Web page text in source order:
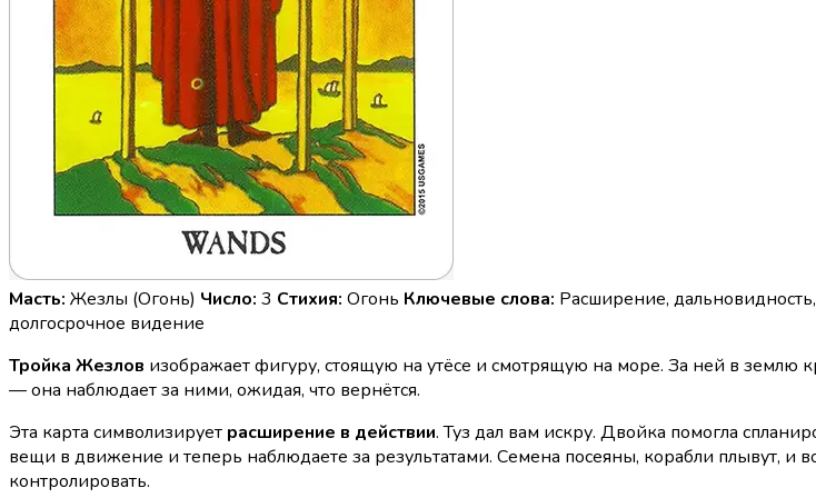
Масть: Жезлы (Огонь) Число: 3 Стихия: Огонь Ключевые слова: Расширение,
долгосрочное видение
Тройка Жезлов изображает фигуру, стоящую на утёсе и смотрящую на море. За ней в землю
— она наблюдает за ними, ожидая, что вернётся.
Эта карта символизирует расширение в действии. Туз дал вам искру. Двойка помогла
вещи в движение и теперь наблюдаете за результатами. Семена посеяны, корабли плывут,
контролировать.